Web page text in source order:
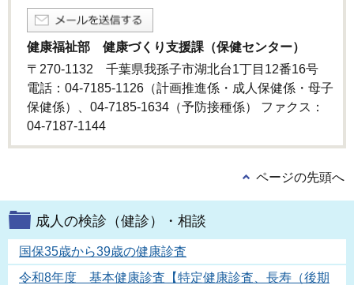
健康福祉部 健康づくり支援課（保健センター）
〒270-1132 千葉県我孫子市湖北台1丁目12番16号
電話：04-7185-1126（計画推進係・成人保健係・母子
保健係）、04-7185-1634（予防接種係） ファクス：
04-7187-1144
ページの先頭へ
成人の検診（健診）・相談
国保35歳から39歳の健康診査
令和8年度 基本健康診査【特定健康診査、長寿（後期